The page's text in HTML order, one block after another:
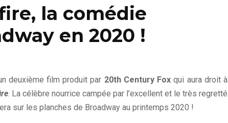
la comédie
en 2020 !
deuxième film produit par 20th Century Fox qui aura droit à
. La célèbre nourrice campée par l’excellent et le très regretté
sur les planches de Broadway au printemps 2020 !